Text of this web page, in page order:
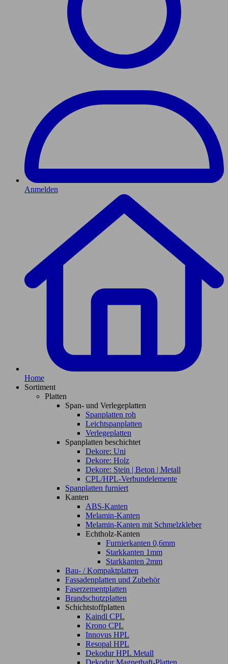
Anmelden
Home
Sortiment
Platten
Span- und Verlegeplatten
Spanplatten roh
Leichtspanplatten
Verlegeplatten
Spanplatten beschichtet
Dekore: Uni
Dekore: Holz
Dekore: Stein | Beton | Metall
CPL/HPL-Verbundelemente
Spanplatten furniert
Kanten
ABS-Kanten
Melamin-Kanten
Melamin-Kanten mit Schmelzkleber
Echtholz-Kanten
Furnierkanten 0,6mm
Starkkanten 1mm
Starkkanten 2mm
Bau- / Kompaktplatten
Fassadenplatten und Zubehör
Faserzementplatten
Brandschutzplatten
Schichtstoffplatten
Kaindl CPL
Krono CPL
Innovus HPL
Resopal HPL
Dekodur HPL Metall